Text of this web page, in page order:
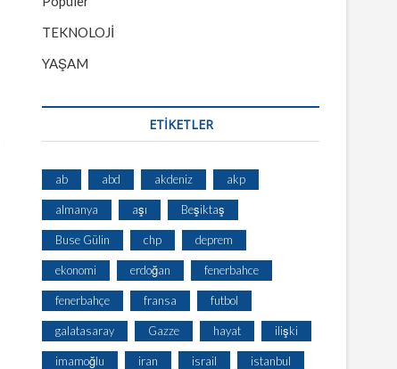
TEKNOLOJİ
YAŞAM
ETİKETLER
ab abd akdeniz akp
almanya aşı Beşiktaş
Buse Gülin chp deprem
ekonomi erdoğan fenerbahce
fenerbahçe fransa futbol
galatasaray Gazze hayat ilişki
imamoğlu iran israil istanbul